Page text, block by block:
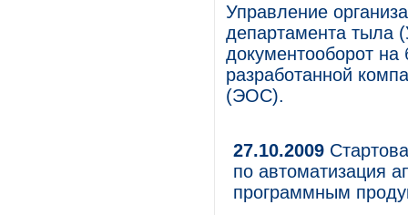
Управление
департамента тыла
документооборот
разработанной
(ЭОС).
27.10.2009
по автоматизация
программным